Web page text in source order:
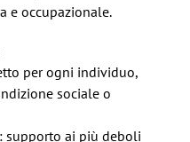
e occupazionale.
per ogni individuo,
sociale o
supporto ai più deboli